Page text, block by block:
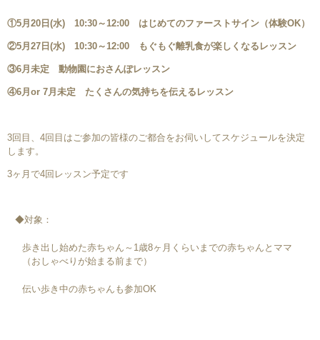
①5月20日(水) 10:30～12:00 はじめてのファーストサイン（体験OK）
②5月27日(水) 10:30～12:00 もぐもぐ離乳食が楽しくなるレッスン
③6月未定 動物園におさんぽレッスン
④6月or 7月未定 たくさんの気持ちを伝えるレッスン
3回目、4回目はご参加の皆様のご都合をお伺いしてスケジュールを決定
します。
3ヶ月で4回レッスン予定です
◆対象：
歩き出し始めた赤ちゃん～1歳8ヶ月くらいまでの赤ちゃんとママ
（おしゃべりが始まる前まで）
伝い歩き中の赤ちゃんも参加OK